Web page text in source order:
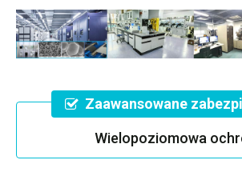
Zaawansowane
Wielopoziomowa